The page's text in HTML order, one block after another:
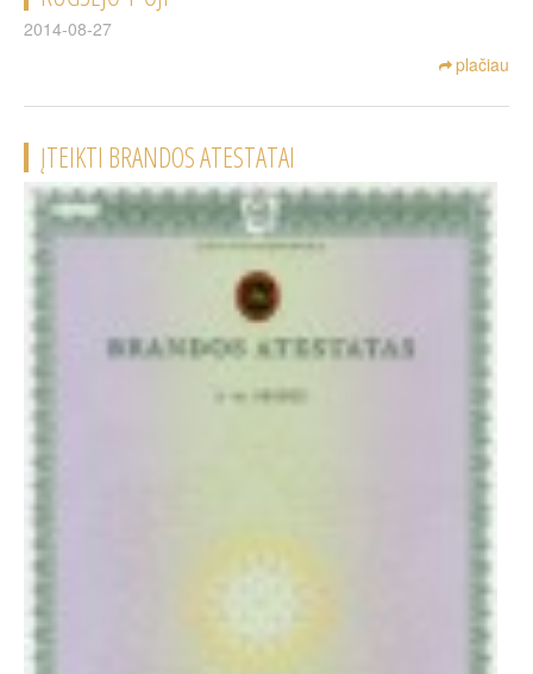
2014-08-27
plačiau
ĮTEIKTI BRANDOS ATESTATAI